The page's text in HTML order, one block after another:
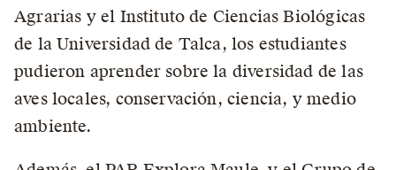
Agrarias y el Instituto de Ciencias Biológicas
de la Universidad de Talca, los estudiantes
pudieron aprender sobre la diversidad de las
aves locales, conservación, ciencia, y medio
ambiente.